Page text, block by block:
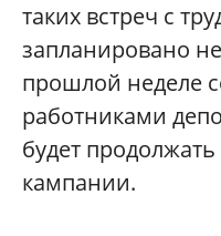
таких встреч с
запланировано
прошлой неделе
работниками
будет
кампании.